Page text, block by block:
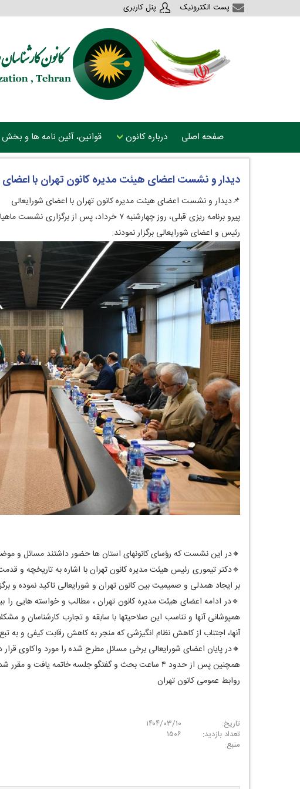
پست الکترونیک پنل کاربری
صفحه اصلی درباره کانون قوانین، آئین نامه ها و بخش
دیدار و نشست اعضای هیئت مدیره کانون تهران با اعضای
📌دیدار و نشست اعضای هیئت مدیره کانون تهران با اعضای شورایعالی
پیرو برنامه ریزی قبلی، روز چهارشنبه ۷
رئیس و اعضای شورایعالی برگزار نمودند.
🔸در این نشست که رؤسای کانونهای استان ها حضور داشتند مسائل و
🔹دکتر تیموری رئیس هیئت مدیره کانون تهران با اشاره به تاریخچه و
بر ایجاد همدلی و صمیمیت بین کانون تهران و شورایعالی تاکید نموده و
همپوشانی آنها و تناسب این صلاحیتها با سابقه و تجارب کارشناسان و
آنها، اجتناب از کاهش نظام انگیزشی که منجر به کاهش رقابت کیفی و
🔸در پایان اعضای شورایعالی برخی مسائل مطرح شده را مورد واکاوی
همچنین پس از حدود ۴ ساعت بحث و گفتگو جلسه خاتمه یافت و مقرر شد اینگونه نشست ها به منظور بهره برداری از این فضای دوستانه به نفع اهداف مشترک هر دو طرف به طور مستمر ادامه یابد.
روابط عمومی کانون تهران
تاریخ:
۱۴۰۴/۰۳/۱۰
تعداد بازدید:
۱۵۰۶
منبع: